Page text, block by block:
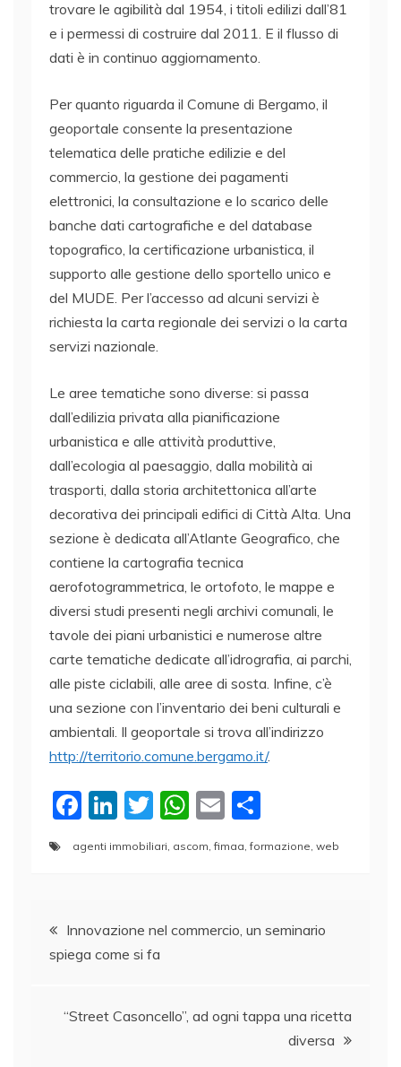
trovare le agibilità dal 1954, i titoli edilizi dall’81
e i permessi di costruire dal 2011. E il flusso di
dati è in continuo aggiornamento.
Per quanto riguarda il Comune di Bergamo, il
geoportale consente la presentazione
telematica delle pratiche edilizie e del
commercio, la gestione dei pagamenti
elettronici, la consultazione e lo scarico delle
banche dati cartografiche e del database
topografico, la certificazione urbanistica, il
supporto alle gestione dello sportello unico e
del MUDE. Per l’accesso ad alcuni servizi è
richiesta la carta regionale dei servizi o la carta
servizi nazionale.
Le aree tematiche sono diverse: si passa
dall’edilizia privata alla pianificazione
urbanistica e alle attività produttive,
dall’ecologia al paesaggio, dalla mobilità ai
trasporti, dalla storia architettonica all’arte
decorativa dei principali edifici di Città Alta. Una
sezione è dedicata all’Atlante Geografico, che
contiene la cartografia tecnica
aerofotogrammetrica, le ortofoto, le mappe e
diversi studi presenti negli archivi comunali, le
tavole dei piani urbanistici e numerose altre
carte tematiche dedicate all’idrografia, ai parchi,
alle piste ciclabili, alle aree di sosta. Infine, c’è
una sezione con l’inventario dei beni culturali e
ambientali. Il geoportale si trova all’indirizzo
http://territorio.comune.bergamo.it/.
F
c
b
o
k
Li
dI
n
T
w
itt
W
at
A
E
ai
vi
agenti immobiliari, ascom,fimaa,formazione, web
Navigazione
articoli
Innovazione nel commercio, un seminario
spiega come si fa
“Street Casoncello”, ad ogni tappa una ricetta
diversa